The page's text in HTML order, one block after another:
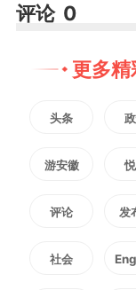
依据省教
年高招录
7月8日
科）投档
评论 0
更多
头条
游安徽
评论 发
社会